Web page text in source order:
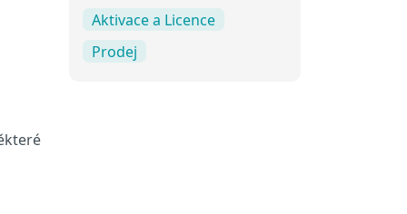
Aktivace a Licence
Prodej